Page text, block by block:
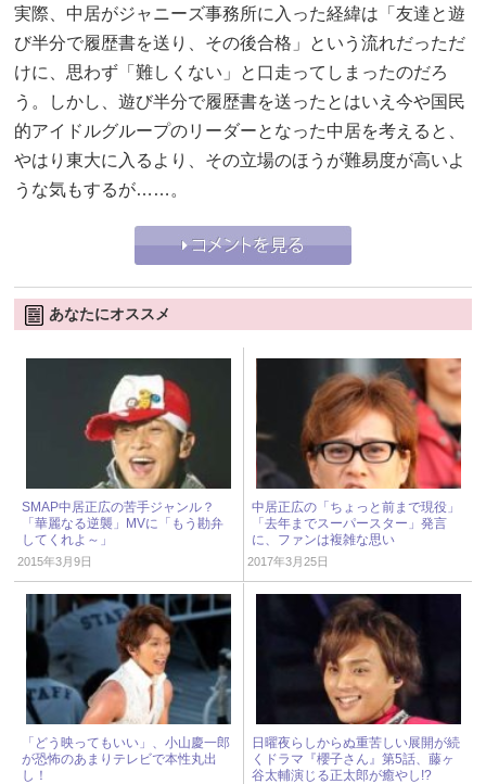
実際、中居がジャニーズ事務所に入った経緯は「友達と遊
び半分で履歴書を送り、その後合格」という流れだっただ
けに、思わず「難しくない」と口走ってしまったのだろ
う。しかし、遊び半分で履歴書を送ったとはいえ今や国民
的アイドルグループのリーダーとなった中居を考えると、
やはり東大に入るより、その立場のほうが難易度が高いよ
うな気もするが……。
あなたにオススメ
SMAP中居正広の苦手ジャンル？
「華麗なる逆襲」MVに「もう勘弁
してくれよ～」
2015年3月9日
中居正広の「ちょっと前まで現役」
「去年までスーパースター」発言
に、ファンは複雑な思い
2017年3月25日
「どう映ってもいい」、小山慶一郎
が恐怖のあまりテレビで本性丸出
し！
日曜夜らしからぬ重苦しい展開が続
くドラマ『櫻子さん』第5話、藤ヶ
谷太輔演じる正太郎が癒やし!?